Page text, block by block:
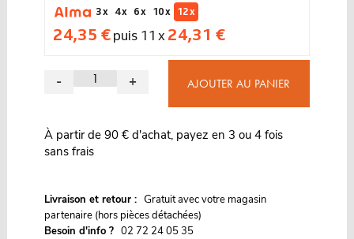
3 x
4 x 6 x 10 x 12 x
24,35 €puis 11 x 24,31 €
- + AJOUTER AU PANIER
À partir de 90 € d'achat, payez en 3 ou 4 fois
sans frais
Livraison et retour : Gratuit avec votre magasin
partenaire (hors pièces détachées)
Besoin d'info ? 02 72 24 05 35